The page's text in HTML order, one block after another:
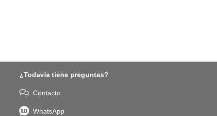
¿Todavía tiene preguntas?
Contacto
WhatsApp